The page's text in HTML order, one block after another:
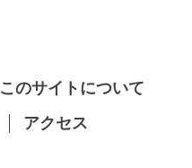
このサイトについて
アクセス